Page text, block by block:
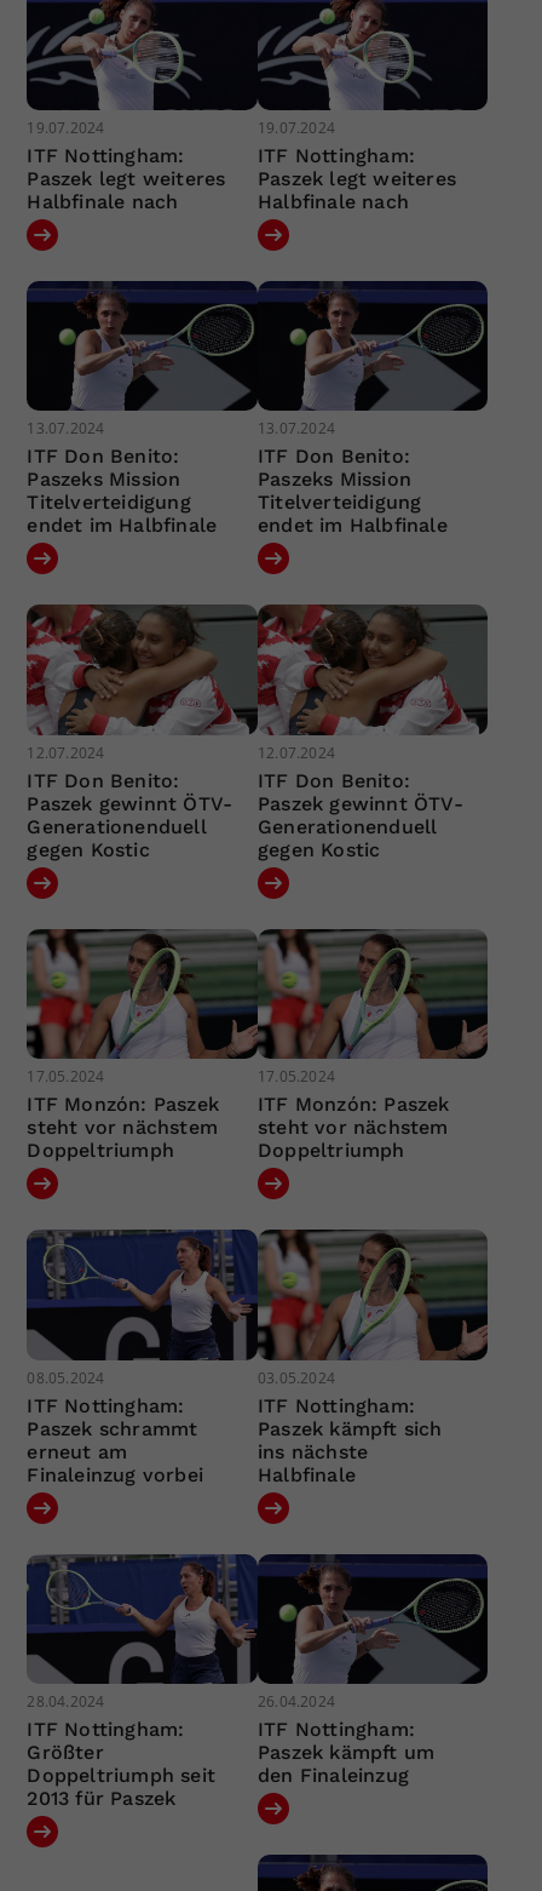
19.07.2024
ITF Nottingham:
Paszek legt weiteres
Halbfinale nach
19.07.2024
ITF Nottingham:
Paszek legt weiteres
Halbfinale nach
13.07.2024
ITF Don Benito:
Paszeks Mission
Titelverteidigung
endet im Halbfinale
13.07.2024
ITF Don Benito:
Paszeks Mission
Titelverteidigung
endet im Halbfinale
12.07.2024
ITF Don Benito:
Paszek gewinnt ÖTV-
Generationenduell
gegen Kostic
12.07.2024
ITF Don Benito:
Paszek gewinnt ÖTV-
Generationenduell
gegen Kostic
17.05.2024
ITF Monzón: Paszek
steht vor nächstem
Doppeltriumph
17.05.2024
ITF Monzón: Paszek
steht vor nächstem
Doppeltriumph
08.05.2024
ITF Nottingham:
Paszek schrammt
erneut am
Finaleinzug vorbei
03.05.2024
ITF Nottingham:
Paszek kämpft sich
ins nächste
Halbfinale
28.04.2024
ITF Nottingham:
Größter
Doppeltriumph seit
2013 für Paszek
26.04.2024
ITF Nottingham:
Paszek kämpft um
den Finaleinzug